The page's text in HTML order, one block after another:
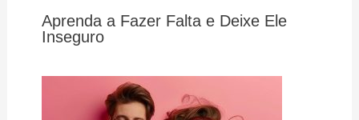
Aprenda a Fazer Falta e Deixe Ele
Inseguro